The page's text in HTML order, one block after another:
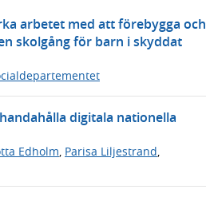
arbetet med att förebygga och
skolgång för barn i skyddat
digitala nationella
Edholm, Parisa Liljestrand,